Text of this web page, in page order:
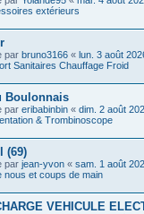
extérieurs
par bruno3166 « lun. 3 août
Sanitaires Chauffage Froid
Boulonnais
par eribabinbin « dim. 2 août
& Trombinoscope
(69)
par jean-yvon « sam. 1 août
nous et coups de main
VEHICULE